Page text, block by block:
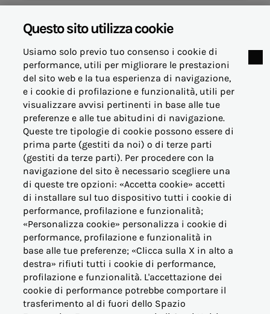
Mostra di più
© Acea Energia Spa
via dell'Arte 73/77 - 00144 Roma
- p.iva 07305361003
OFFERTE PER LA CASA
OFFERTE BUSINESS (PMI)
OFFERTE PERTINENZE
Questo sito utilizza cookie
Usiamo solo previo tuo consenso i cookie di
performance, utili per migliorare le prestazioni
del sito web e la tua esperienza di navigazione,
e i cookie di profilazione e funzionalità, utili per
visualizzare avvisi pertinenti in base alle tue
preferenze e alle tue abitudini di navigazione.
Queste tre tipologie di cookie possono essere di
prima parte (gestiti da noi) o di terze parti
(gestiti da terze parti). Per procedere con la
navigazione del sito è necessario scegliere una
di queste tre opzioni: «Accetta cookie» accetti
di installare sul tuo dispositivo tutti i cookie di
performance, profilazione e funzionalità;
«Personalizza cookie» personalizza i cookie di
performance, profilazione e funzionalità in
base alle tue preferenze; «Clicca sulla X in alto a
destra» rifiuti tutti i cookie di performance,
profilazione e funzionalità. L'accettazione dei
cookie di performance potrebbe comportare il
trasferimento al di fuori dello Spazio